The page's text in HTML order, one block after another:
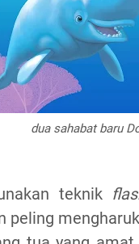
dua sahabat baru
teknik
peling